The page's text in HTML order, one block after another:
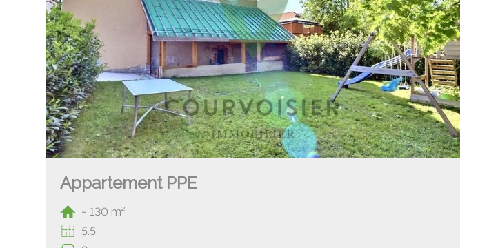
Appartement PPE
~ 130 m²
5.5